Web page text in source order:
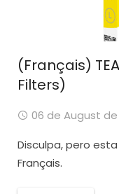
(Français)
Filters)
06 de August de
Disculpa, pero
Français.